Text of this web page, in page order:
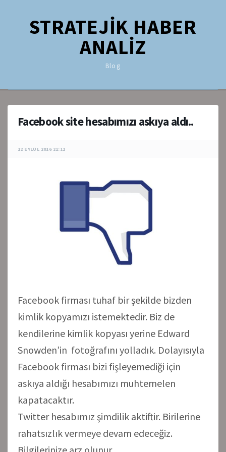
STRATEJİK HABER
ANALİZ
Blog
Facebook site hesabımızı askıya aldı..
12 EYLÜL 2016 21:12
Facebook firması tuhaf bir şekilde bizden
kimlik kopyamızı istemektedir. Biz de
kendilerine kimlik kopyası yerine Edward
Snowden’in fotoğrafını yolladık. Dolayısıyla
Facebook firması bizi fişleyemediği için
askıya aldığı hesabımızı muhtemelen
kapatacaktır.
Twitter hesabımız şimdilik aktiftir. Birilerine
rahatsızlık vermeye devam edeceğiz.